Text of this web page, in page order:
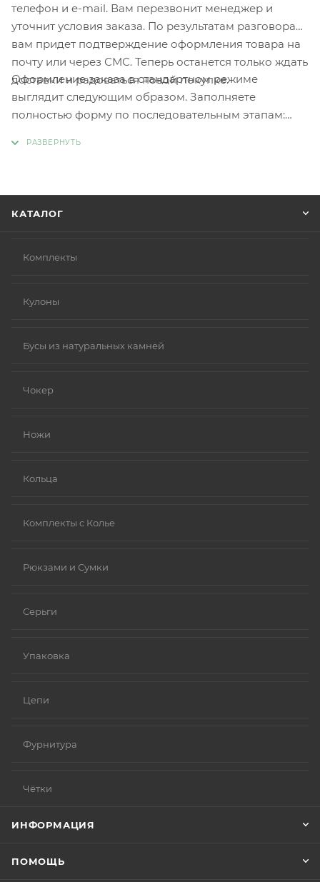
телефон и e-mail. Вам перезвонит менеджер и
уточнит условия заказа. По результатам разговора
вам придет подтверждение оформления товара на
почту или через СМС. Теперь останется только ждать
доставки и радоваться новой покупке.
Оформление заказа в стандартном режиме
выглядит следующим образом. Заполняете
полностью форму по последовательным этапам:
КАТАЛОГ
Комплекты
Кулоны
Бусы из натуральных камней
Чокер
Ножи
Кольца
Комплекты с Колье
Рюкзами и Сумки
Серьги
Упаковка
Цепи
Фурнитура
Чётки
ИНФОРМАЦИЯ
ПОМОЩЬ